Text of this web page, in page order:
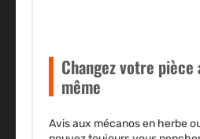
Changez votre pièce
même
Avis aux mécanos en herbe